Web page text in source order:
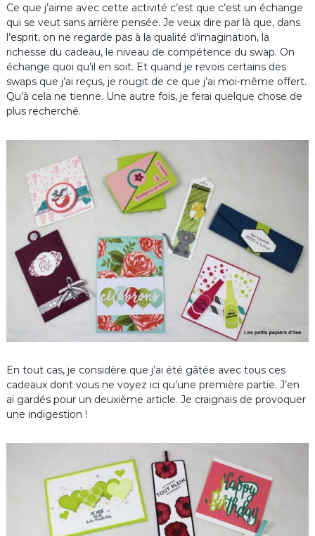
Ce que j’aime avec cette activité c’est que c’est un échange
qui se veut sans arrière pensée. Je veux dire par là que, dans
l’esprit, on ne regarde pas à la qualité d’imagination, la
richesse du cadeau, le niveau de compétence du swap. On
échange quoi qu’il en soit. Et quand je revois certains des
swaps que j’ai reçus, je rougit de ce que j’ai moi-même offert.
Qu’à cela ne tienne. Une autre fois, je ferai quelque chose de
plus recherché.
En tout cas, je considère que j’ai été gâtée avec tous ces
cadeaux dont vous ne voyez ici qu’une première partie. J’en
ai gardés pour un deuxième article. Je craignais de provoquer
une indigestion !